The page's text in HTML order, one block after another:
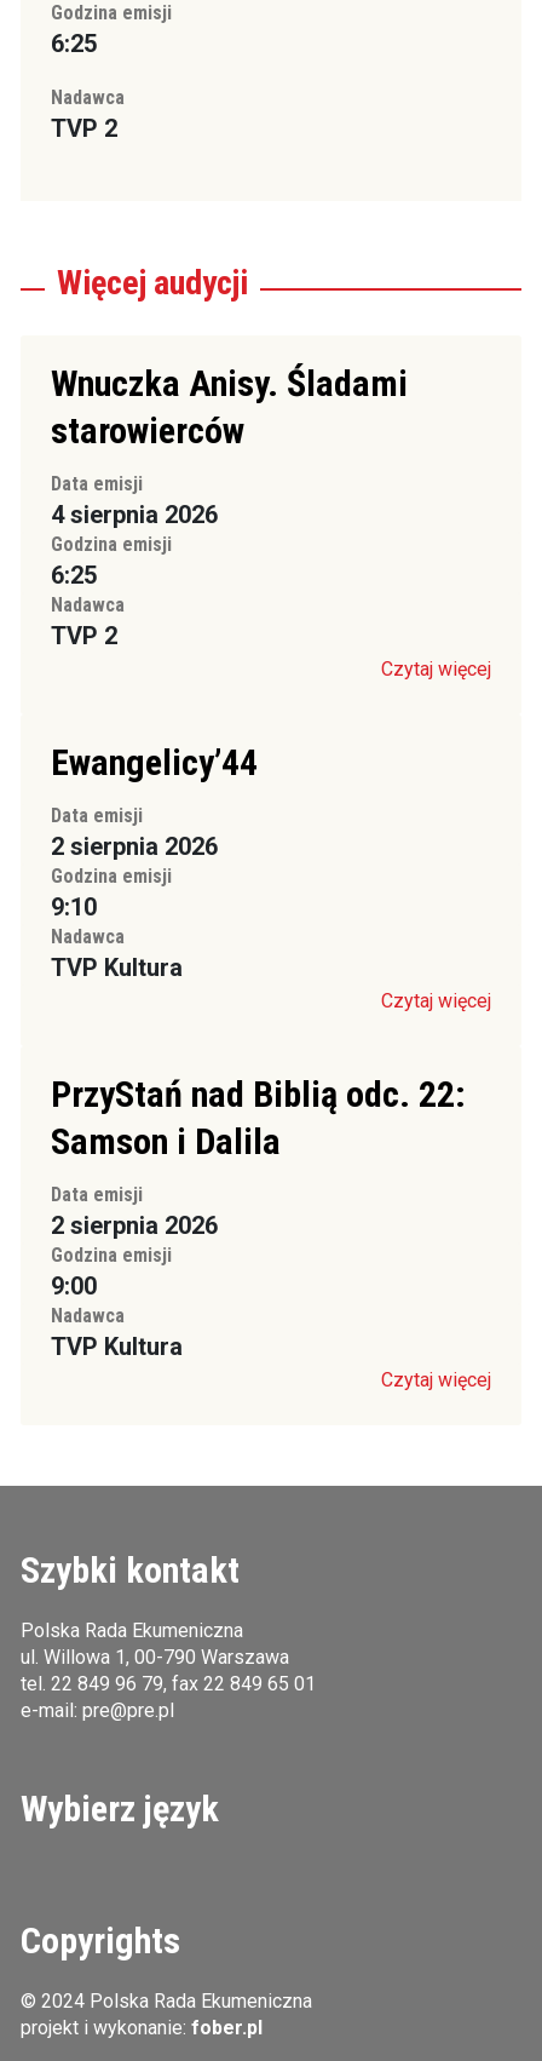
Godzina emisji
6:25
Nadawca
TVP 2
Więcej audycji
Wnuczka Anisy. Śladami
starowierców
Data emisji
4 sierpnia 2026
Godzina emisji
6:25
Nadawca
TVP 2
Czytaj więcej
Ewangelicy’44
Data emisji
2 sierpnia 2026
Godzina emisji
9:10
Nadawca
TVP Kultura
Czytaj więcej
PrzyStań nad Biblią odc. 22:
Samson i Dalila
Data emisji
2 sierpnia 2026
Godzina emisji
9:00
Nadawca
TVP Kultura
Czytaj więcej
Szybki kontakt
Polska Rada Ekumeniczna
ul. Willowa 1, 00-790 Warszawa
tel. 22 849 96 79, fax 22 849 65 01
e-mail: pre@pre.pl
Wybierz język
Copyrights
© 2024 Polska Rada Ekumeniczna
projekt i wykonanie: fober.pl